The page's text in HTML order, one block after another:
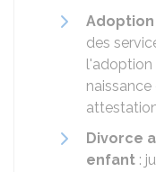
Adoption
des
l'adoption
Divorce
enfant :